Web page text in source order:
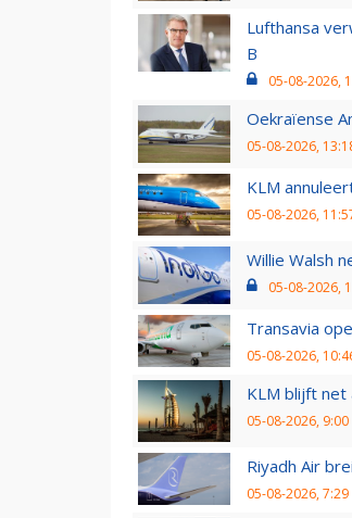
Lufthansa
B
05-08-2026,
Oekraïense
05-08-2026,
KLM
05-08-2026,
Willie Walsh
05-08-2026,
Transavia
05-08-2026,
KLM blijft net
05-08-2026, 9:00
Riyadh Air
05-08-2026, 7:29